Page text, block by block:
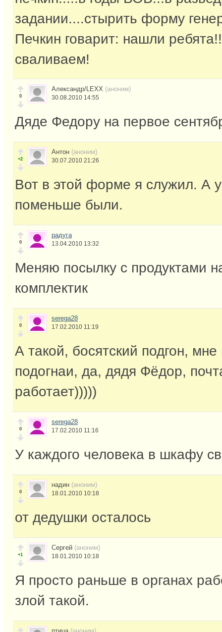
задании....стырить форму
Печкин говарит: нашли
сваливаем!
0
Александр/LEXX (аноним)
30.08.2010 14:55
Дяде Федору на первое
+2
Антон (аноним)
30.07.2010 21:26
Вот в этой форме я служил. А
поменьше были.
0
радуга
13.04.2010 13:32
Меняю посылку с продуктами
комплектик
0
serega28
17.02.2010 11:19
А такой, босятский подгон, мне
подогнаи, да, дядя Фёдор,
работает)))))
0
serega28
17.02.2010 11:16
У каждого человека в шкафу
0
надин (аноним)
18.01.2010 10:18
от дедушки осталось
+1
Сергей (аноним)
18.01.2010 10:18
Я просто раньше в органах
злой такой.